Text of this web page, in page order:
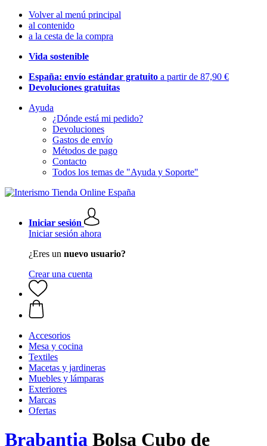
Volver al menú principal
al contenido
a la cesta de la compra
Vida sostenible
España: envío estándar gratuito a partir de 87,90 €
Devoluciones gratuitas
Ayuda
¿Dónde está mi pedido?
Devoluciones
Gastos de envío
Métodos de pago
Contacto
Todos los temas de "Ayuda y Soporte"
Iniciar sesión
Iniciar sesión ahora
¿Eres un nuevo usuario?
Crear una cuenta
Accesorios
Mesa y cocina
Textiles
Macetas y jardineras
Muebles y lámparas
Exteriores
Marcas
Ofertas
Brabantia Bolsa Cubo de